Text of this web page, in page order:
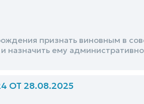
признать виновным в
назначить ему
28.08.2025